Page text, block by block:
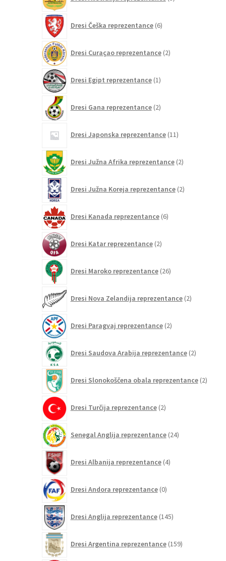
izdelki
Dresi Češka reprezentance 6izdelkov
Dresi Curaçao reprezentance 2izdelka
Dresi Egipt reprezentance 1izdelek
Dresi Gana reprezentance 2izdelka
Dresi Japonska reprezentance 11izdelkov
Dresi Južna Afrika reprezentance 2izdelka
Dresi Južna Koreja reprezentance 2izdelka
Dresi Kanada reprezentance 6izdelkov
Dresi Katar reprezentance 2izdelka
Dresi Maroko reprezentance 26izdelkov
Dresi Nova Zelandija reprezentance 2izdelka
Dresi Paragvaj reprezentance 2izdelka
Dresi Saudova Arabija reprezentance 2izdelka
Dresi Slonokoščena obala reprezentance 2izdelka
Dresi Turčija reprezentance 2izdelka
Senegal Anglija reprezentance 24izdelkov
Dresi Albanija reprezentance 4izdelki
Dresi Andora reprezentance 0izdelkov
Dresi Anglija reprezentance 145izdelkov
Dresi Argentina reprezentance 159izdelkov